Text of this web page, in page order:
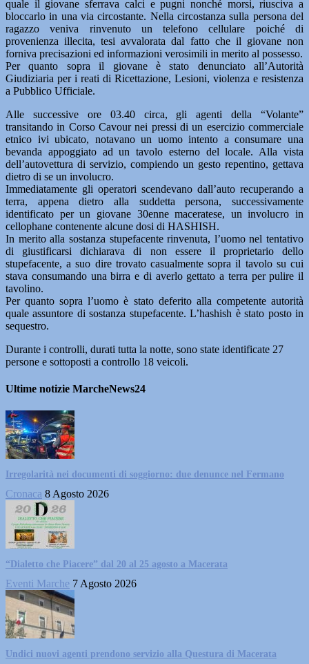
quale il giovane sferrava calci e pugni nonché morsi, riusciva a
bloccarlo in una via circostante. Nella circostanza sulla persona del
ragazzo veniva rinvenuto un telefono cellulare poiché di
provenienza illecita, tesi avvalorata dal fatto che il giovane non
forniva precisazioni ed informazioni verosimili in merito al possesso.
Per quanto sopra il giovane è stato denunciato all’Autorità
Giudiziaria per i reati di Ricettazione, Lesioni, violenza e resistenza
a Pubblico Ufficiale.
Alle successive ore 03.40 circa, gli agenti della “Volante”
transitando in Corso Cavour nei pressi di un esercizio commerciale
etnico ivi ubicato, notavano un uomo intento a consumare una
bevanda appoggiato ad un tavolo esterno del locale. Alla vista
dell’autovettura di servizio, compiendo un gesto repentino, gettava
dietro di se un involucro.
Immediatamente gli operatori scendevano dall’auto recuperando a
terra, appena dietro alla suddetta persona, successivamente
identificato per un giovane 30enne maceratese, un involucro in
cellophane contenente alcune dosi di HASHISH.
In merito alla sostanza stupefacente rinvenuta, l’uomo nel tentativo
di giustificarsi dichiarava di non essere il proprietario dello
stupefacente, a suo dire trovato casualmente sopra il tavolo su cui
stava consumando una birra e di averlo gettato a terra per pulire il
tavolino.
Per quanto sopra l’uomo è stato deferito alla competente autorità
quale assuntore di sostanza stupefacente. L’hashish è stato posto in
sequestro.
Durante i controlli, durati tutta la notte, sono state identificate 27
persone e sottoposti a controllo 18 veicoli.
Ultime notizie MarcheNews24
Irregolarità nei documenti di soggiorno: due denunce nel Fermano
Cronaca 8 Agosto 2026
“Dialetto che Piacere” dal 20 al 25 agosto a Macerata
Eventi Marche 7 Agosto 2026
Undici nuovi agenti prendono servizio alla Questura di Macerata